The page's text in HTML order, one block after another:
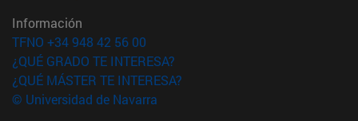
Información
TFNO +34 948 42 56 00
¿QUÉ GRADO TE INTERESA?
¿QUÉ MÁSTER TE INTERESA?
© Universidad de Navarra